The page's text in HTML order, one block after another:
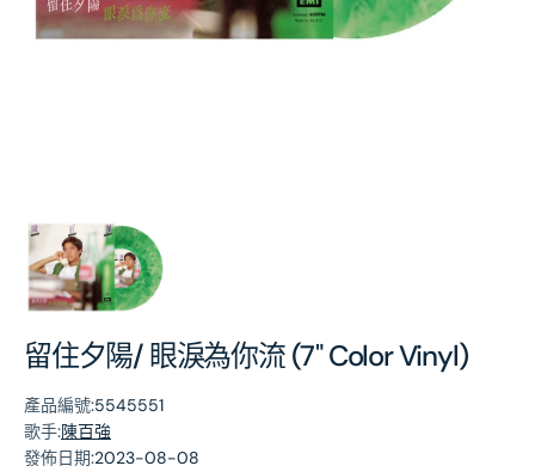
留住夕陽/ 眼淚為你流 (7" Color Vinyl)
產品編號:5545551
歌手:陳百強
發佈日期:2023-08-08
開